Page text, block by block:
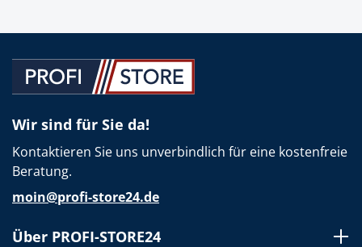
Wir sind für Sie da!
Kontaktieren Sie uns unverbindlich für eine kostenfreie
Beratung.
moin@profi-store24.de
Über PROFI-STORE24